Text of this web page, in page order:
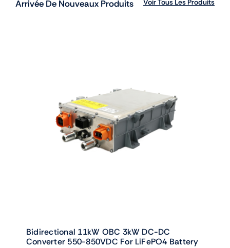
Arrivée De Nouveaux Produits Voir Tous Les Produits
Bidirectional 11kW OBC 3kW DC-DC
Converter 550-850VDC For LiFePO4 Battery